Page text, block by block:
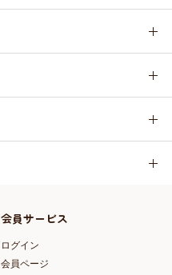
会員サービス
ログイン
会員ページ